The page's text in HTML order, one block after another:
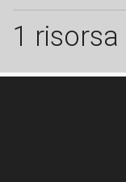
1 risorsa